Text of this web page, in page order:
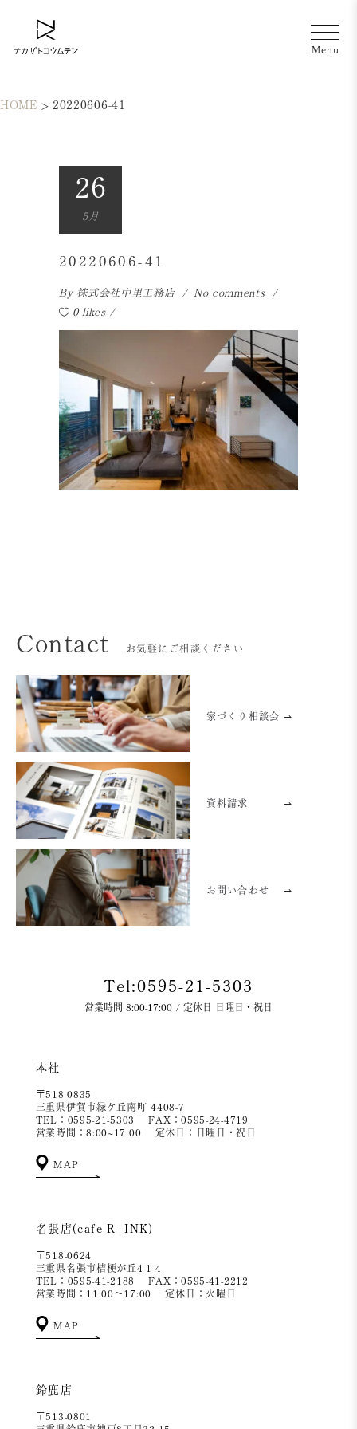
HOME > 20220606-41
26
5月
20220606-41
By 株式会社中里工務店
No comments
0 likes
Contact お気軽にご相談ください
家づくり相談会 ⇀
資料請求 ⇀
お問い合わせ ⇀
Tel:0595-21-5303
営業時間 8:00-17:00 / 定休日 日曜日・祝日
本社
〒518-0835
三重県伊賀市緑ケ丘南町 4408-7
TEL：0595-21-5303
FAX：0595-24-4719
営業時間：8:00~17:00
定休日：日曜日・祝日
MAP
名張店(cafe R+INK)
〒518-0624
三重県名張市桔梗が丘4-1-4
TEL：0595-41-2188
FAX：0595-41-2212
営業時間：11:00～17:00
定休日：火曜日
MAP
鈴鹿店
〒513-0801